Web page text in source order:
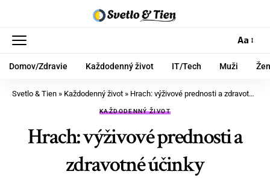
Aa
Domov/Zdravie Každodenný život IT/Tech Muži
Svetlo & Tien » Každodenný život » Hrach: výživové prednosti a zdravotné účinky
KAŽDODENNÝ ŽIVOT
Hrach: výživové prednosti a
zdravotné účinky